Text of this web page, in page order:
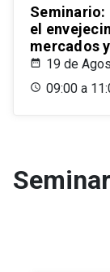
Seminario:
el
mercados
19 de
09:00 a